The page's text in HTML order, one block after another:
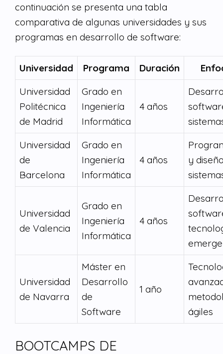
continuación se presenta una tabla
comparativa de algunas universidades y sus
programas en desarrollo de software:
Universidad Programa Duración
Universidad
Politécnica
de Madrid
Grado en
Ingeniería
Informática
4 años
Universidad
de
Barcelona
Grado en
Ingeniería
Informática
4 años
y
Universidad
de Valencia
Grado en
Ingeniería
Informática
4 años
Universidad
de Navarra
Máster en
Desarrollo
de
Software
1 año
ágiles
BOOTCAMPS DE